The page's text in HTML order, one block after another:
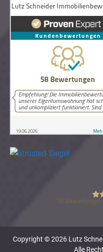
58
Copyright © 2026 Lutz
Alle